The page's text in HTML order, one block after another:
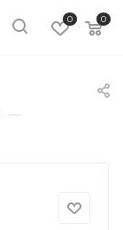
0 0
—